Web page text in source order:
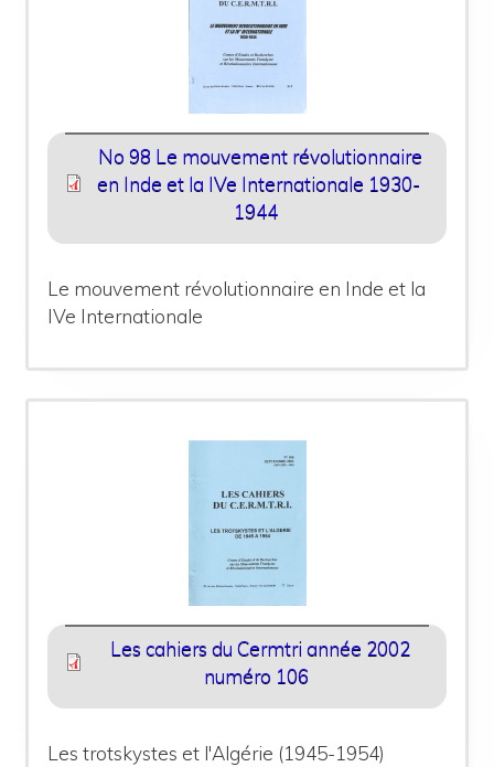
No 98 Le mouvement révolutionnaire
en Inde et la IVe Internationale 1930-
1944
Le mouvement révolutionnaire en Inde et la
IVe Internationale
Les cahiers du Cermtri année 2002
numéro 106
Les trotskystes et l'Algérie (1945-1954)